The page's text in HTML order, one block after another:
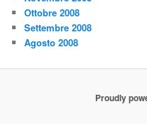
Ottobre 2008
Settembre 2008
Agosto 2008
Proudly